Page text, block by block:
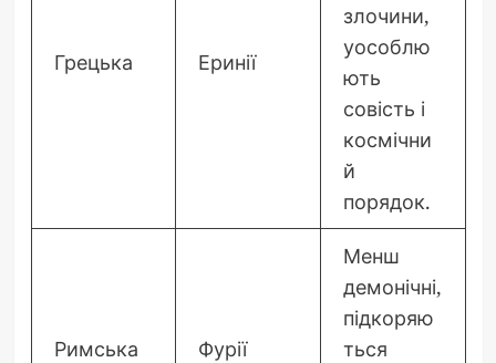
Грецька Еринії
злочини,
уособлю
ють
совість і
космічни
й
порядок.
Римська Фурії
Менш
демонічні,
підкоряю
ться